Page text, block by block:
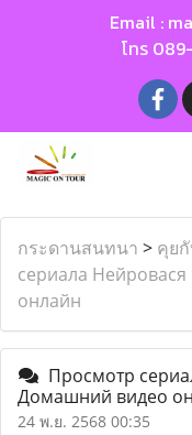
Email :
โทร
กระดานสนทนา > คุย
сериала
онлайн
Просмотр
Домашний видео
24 พ.ย. 2568 00:35